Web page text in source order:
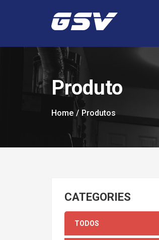
Produto
Home Produtos
CATEGORIES
TODOS